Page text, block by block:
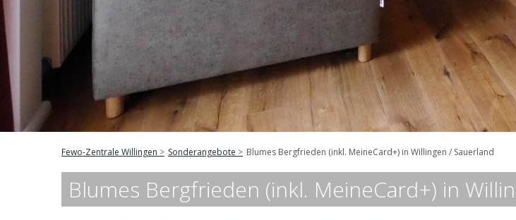
Fewo-Zentrale Willingen Sonderangebote Blumes Bergfrieden (inkl. MeineCard+) in Willingen / Sauerland
Blumes Bergfrieden (inkl. MeineCard+) in